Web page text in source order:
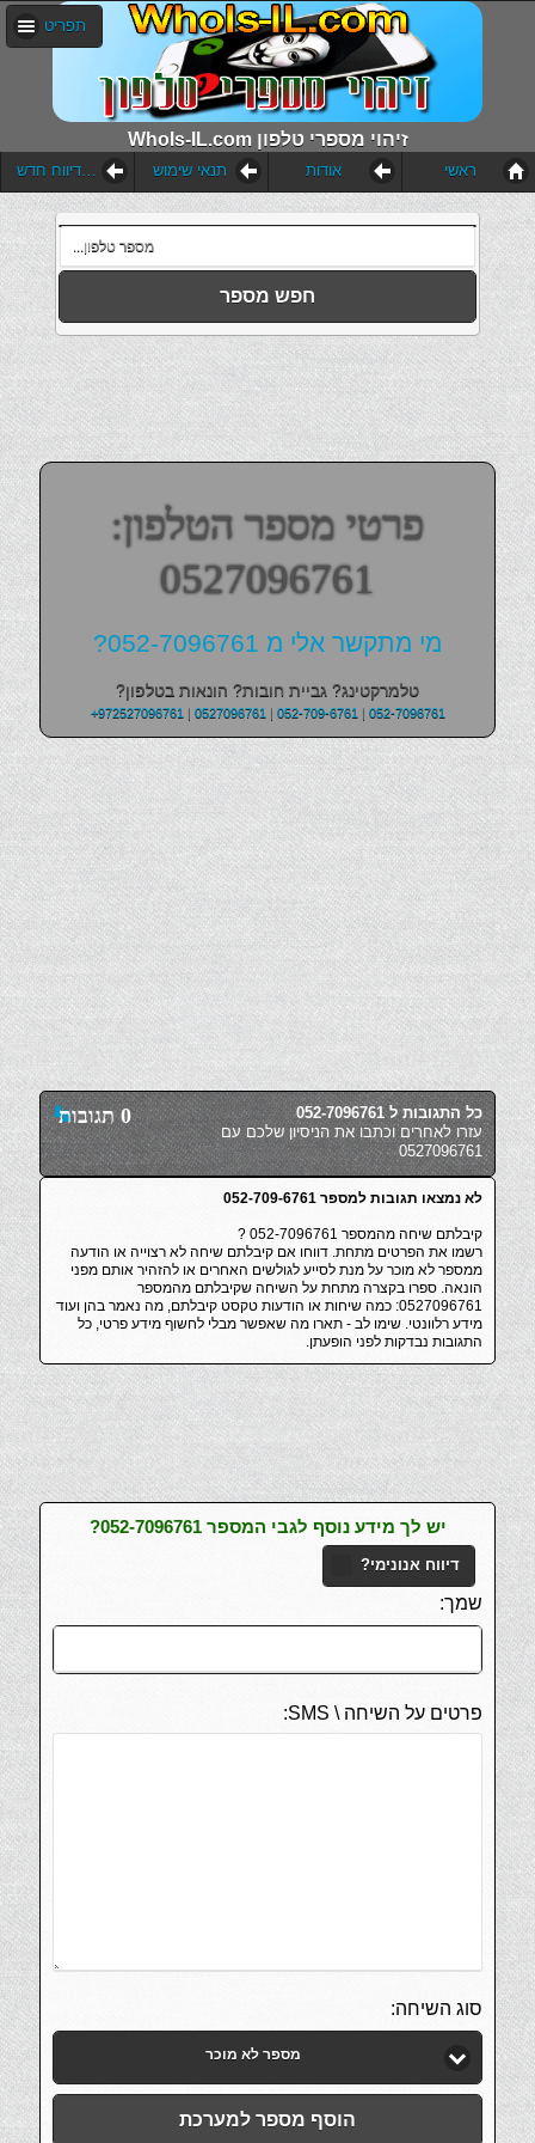
WhoIs-IL.com זיהוי מספרי טלפון
תפריט
הוסף דיווח חדש תנאי שימוש אודות ראשי
חפש מספר
פרטי מספר הטלפון:
0527096761
מי מתקשר אלי מ 052-7096761?
טלמרקטינג? גביית חובות? הונאות בטלפון?
+972527096761| 0527096761| 052-709-6761| 052-7096761
0 תגובות
כל התגובות ל 052-7096761
עזרו לאחרים וכתבו את הניסיון שלכם עם
0527096761
לא נמצאו תגובות למספר 052-709-6761
קיבלתם שיחה מהמספר 052-7096761 ?
רשמו את הפרטים מתחת. דווחו אם קיבלתם שיחה לא רצוייה או הודעה
ממספר לא מוכר על מנת לסייע לגולשים האחרים או להזהיר אותם מפני
הונאה. ספרו בקצרה מתחת על השיחה שקיבלתם מהמספר
0527096761: כמה שיחות או הודעות טקסט קיבלתם, מה נאמר בהן ועוד
מידע רלוונטי. שימו לב - תארו מה שאפשר מבלי לחשוף מידע פרטי, כל
התגובות נבדקות לפני הופעתן.
יש לך מידע נוסף לגבי המספר 052-7096761?
דיווח אנונימי?
שמך:
פרטים על השיחה \ SMS:
סוג השיחה:
מספר לא מוכר
הוסף מספר למערכת